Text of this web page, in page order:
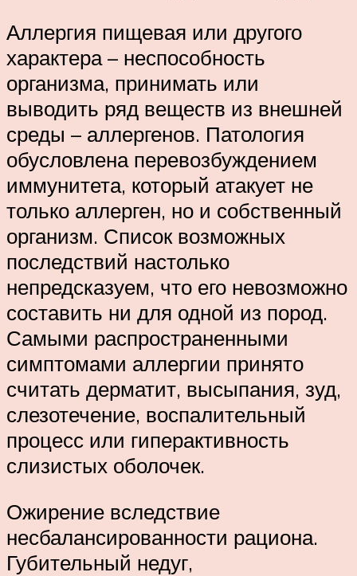
Аллергия пищевая или другого
характера – неспособность
организма, принимать или
выводить ряд веществ из внешней
среды – аллергенов. Патология
обусловлена перевозбуждением
иммунитета, который атакует не
только аллерген, но и собственный
организм. Список возможных
последствий настолько
непредсказуем, что его невозможно
составить ни для одной из пород.
Самыми распространенными
симптомами аллергии принято
считать дерматит, высыпания, зуд,
слезотечение, воспалительный
процесс или гиперактивность
слизистых оболочек.
Ожирение вследствие
несбалансированности рациона.
Губительный недуг,